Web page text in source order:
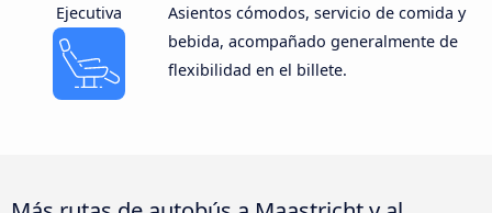
Ejecutiva
Asientos cómodos, servicio de comida y
bebida, acompañado generalmente de
flexibilidad en el billete.